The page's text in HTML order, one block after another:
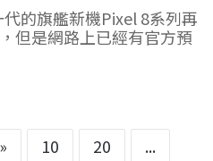
的旗艦新機Pixel 8系列再
但是網路上已經有官方預
» 10 20
...